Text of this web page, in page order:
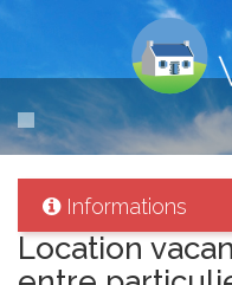
Informations
vous à votre compte et
Location